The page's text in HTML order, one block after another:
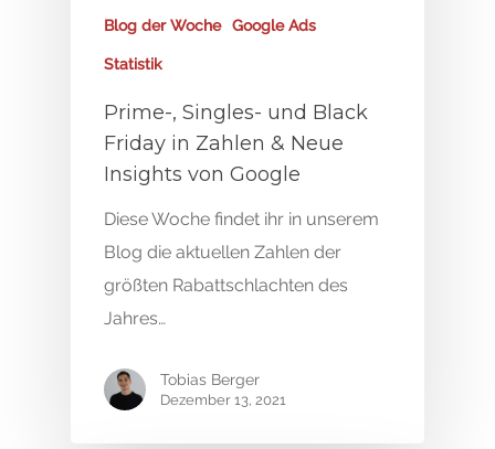
Blog der Woche Google Ads
Statistik
Prime-, Singles- und Black
Friday in Zahlen & Neue
Insights von Google
Diese Woche findet ihr in unserem
Blog die aktuellen Zahlen der
größten Rabattschlachten des
Jahres…
Tobias Berger
Dezember 13, 2021